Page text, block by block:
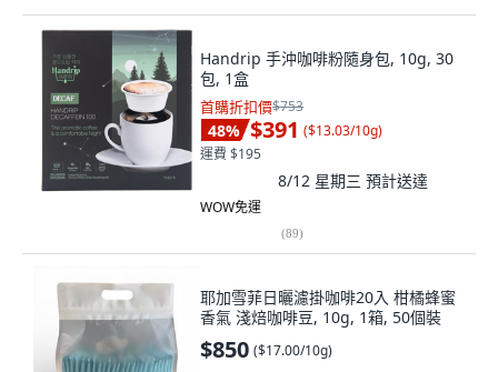
Handrip 手沖咖啡粉隨身包, 10g, 30
包, 1盒
首購折扣價$753
48% $391 ($13.03/10g)
運費 $195
8/12 星期三 預計送達
WOW免運
(89)
耶加雪菲日曬濾掛咖啡20入 柑橘蜂蜜
香氣 淺焙咖啡豆, 10g, 1箱, 50個裝
$850 ($17.00/10g)